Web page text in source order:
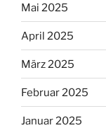
Mai 2025
April 2025
März 2025
Februar 2025
Januar 2025